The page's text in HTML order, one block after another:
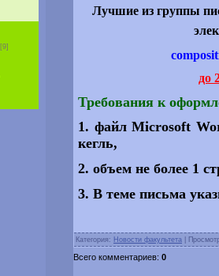
[9]
Лучшие из группы
до
Требования к
1. файл Microsoft
кегль,
2. объем не более 1
3. В теме письма
Категория: Новости факультета |
Всего комментариев: 0